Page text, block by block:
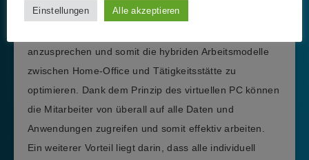
Arbeitsweise hat sich Microsoft dazu entschieden, mit
anzusprechen und somit die hybriden Arbeitsmodelle
zwischen Home-Office und Tätigkeitsstätte zu
optimieren. Dank dem Prinzip des virtuellen PC können
die Mitarbeiter von überall auf alle Daten und
Anwendungen zugreifen und somit effektiv arbeiten.
Ein weiterer Vorteil liegt darin, dass alle individuell
Einstellungen Alle akzeptieren